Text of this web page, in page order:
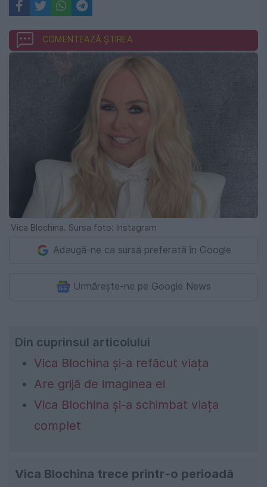
COMENTEAZĂ ȘTIREA
Vica Blochina. Sursa foto: Instagram
Adaugă-ne ca sursă preferată în Google
Urmărește-ne pe Google News
Din cuprinsul articolului
Vica Blochina și-a refăcut viața
Are grijă de imaginea ei
Vica Blochina și-a schimbat viața
complet
Vica Blochina trece printr-o perioadă